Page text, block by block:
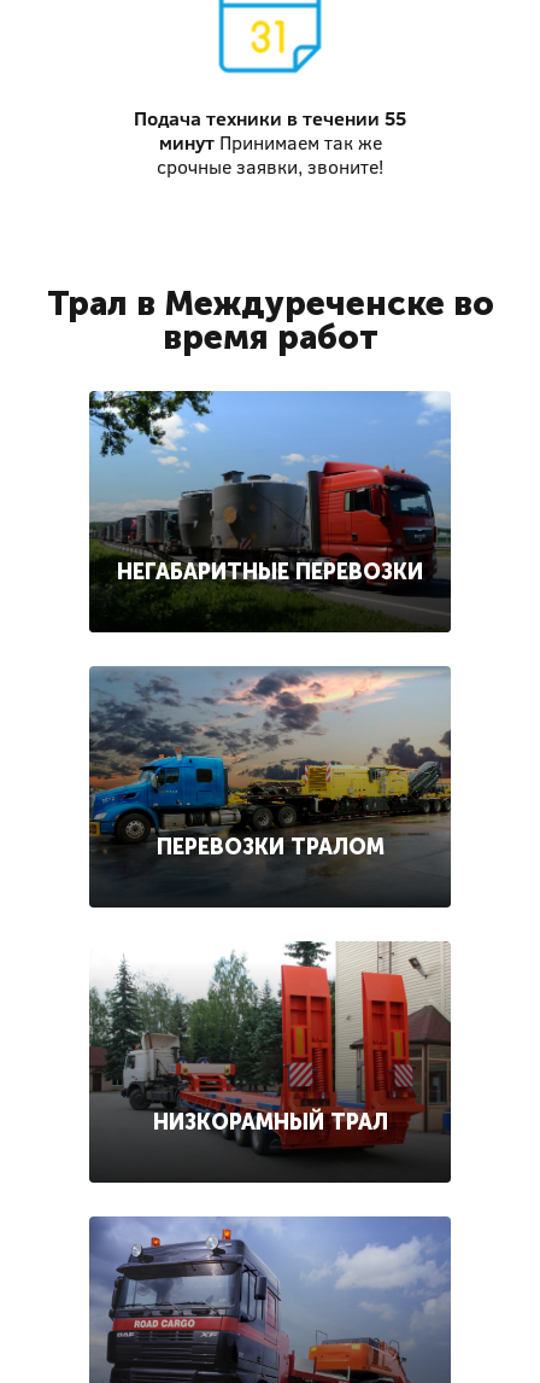
Подача техники в течении 55
минут Принимаем так же
срочные заявки, звоните!
Трал в Междуреченске во
время работ
НЕГАБАРИТНЫЕ ПЕРЕВОЗКИ
ПЕРЕВОЗКИ ТРАЛОМ
НИЗКОРАМНЫЙ ТРАЛ